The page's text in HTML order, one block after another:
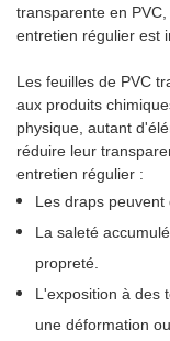
transparente en
entretien régulier est
Les feuilles de PVC
aux produits
physique, autant
réduire leur
entretien régulier :
Les draps
La saleté
propreté.
L'exposition à des
une déformation